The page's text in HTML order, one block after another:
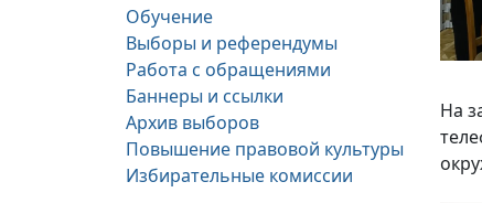
Обучение
Выборы и референдумы
Работа с обращениями
Баннеры и ссылки
Архив выборов
Повышение правовой культуры
Избирательные комиссии
На